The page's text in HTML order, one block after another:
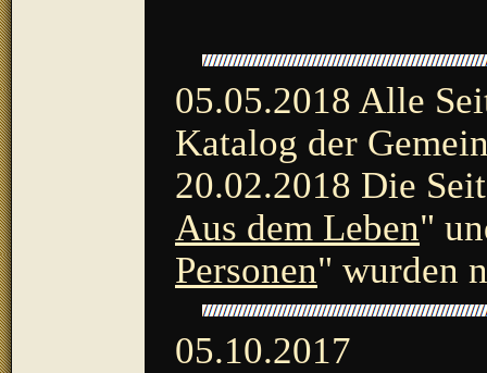
05.05.2018 Alle
Katalog der
20.02.2018 Die
Aus dem Leben"
Personen" wurden
05.10.2017